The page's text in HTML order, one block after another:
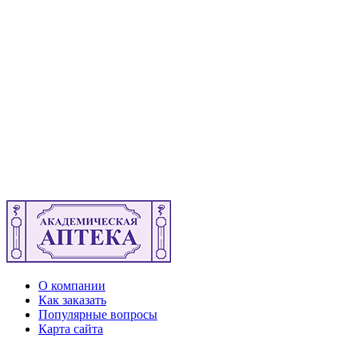
О компании
Как заказать
Популярные вопросы
Карта сайта